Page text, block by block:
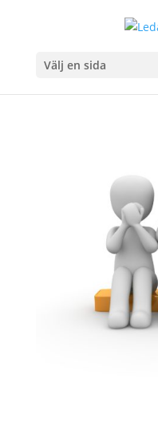
Välj en sida